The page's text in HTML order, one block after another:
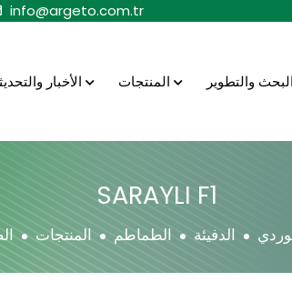
info@argeto.com.tr
SARAYLI F1
المنتجات الطماطم الدفيئة